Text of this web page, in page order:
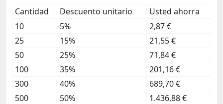
Cantidad
Descuento unitario
Usted ahorra
10
5%
2,87 €
25
15%
21,55 €
50
25%
71,84 €
100
35%
201,16 €
300
40%
689,70 €
500
50% 1.436,88 €